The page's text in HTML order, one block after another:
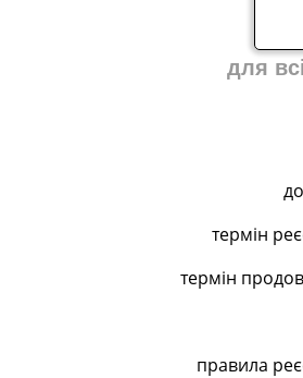
для
термін
термін
правила